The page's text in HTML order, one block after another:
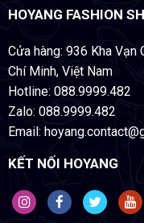
HOYANG FASHION
Cửa hàng: 936 Kha Vạn
Chí Minh, Việt Nam
Hotline: 088.9999.482
Zalo: 088.9999.482
Email:
KẾT NỐI HOYANG